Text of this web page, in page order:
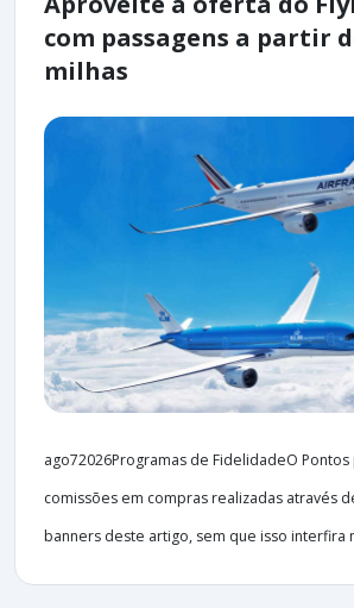
com passagens a partir
milhas
ago72026Programas de FidelidadeO
comissões em compras realizadas através
banners deste artigo, sem que isso interfira